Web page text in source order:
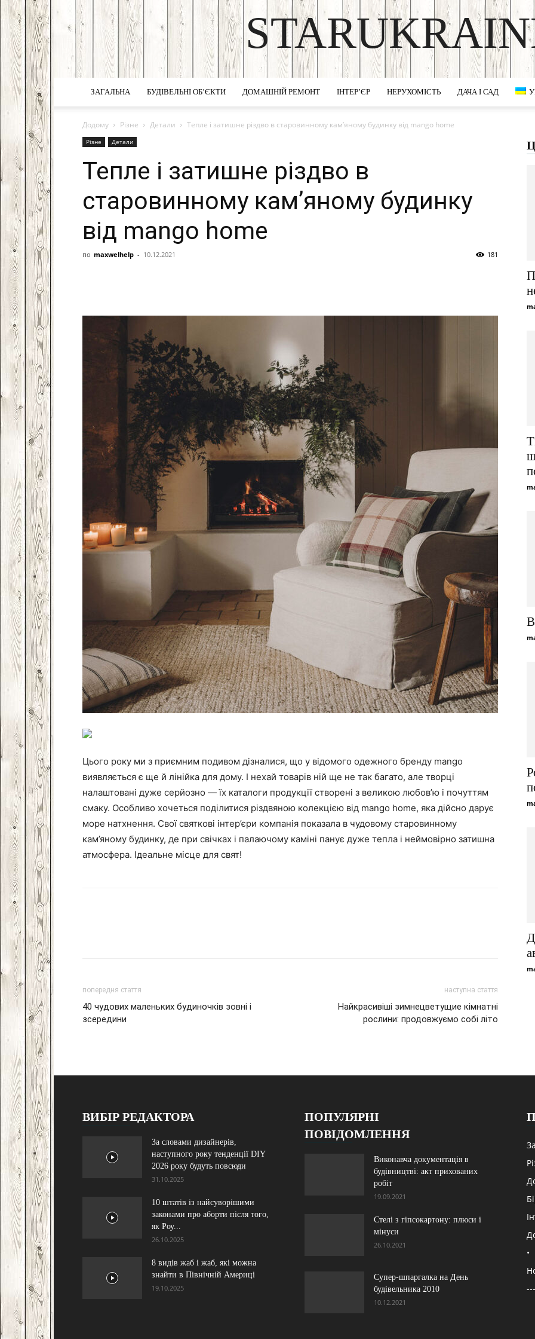
DISCOVER THE ART OF PUBLISHING
ЗАГАЛЬНА БУДІВЕЛЬНІ ОБ’ЄКТИ ДОМАШНІЙ РЕМОНТ ІНТЕР’ЄР НЕРУХОМІСТЬ ДАЧА І САД
Додому Різне Детали Тепле і затишне різдво в старовинному кам’яному будинку від mango home
Різне Детали
Тепле і затишне різдво в
старовинному кам’яному будинку
від mango home
по maxwelhelp - 10.12.2021 181
Цього року ми з приємним подивом дізналися, що у відомого одежного бренду mango
виявляється є ще й лінійка для дому. І нехай товарів ній ще не так багато, але творці
налаштовані дуже серйозно — їх каталоги продукції створені з великою любов’ю і почуттям
смаку. Особливо хочеться поділитися різдвяною колекцією від mango home, яка дійсно дарує
море натхнення. Свої святкові інтер’єри компанія показала в чудовому старовинному
кам’яному будинку, де при свічках і палаючому каміні панує дуже тепла і неймовірно затишна
атмосфера. Ідеальне місце для свят!
попередня стаття
40 чудових маленьких будиночків зовні і
зсередини
наступна стаття
Найкрасивіші зимнецветущие кімнатні
рослини: продовжуємо собі літо
ВИБІР РЕДАКТОРА
За словами дизайнерів,
наступного року тенденції DIY
2026 року будуть повсюди
31.10.2025
10 штатів із найсуворішими
законами про аборти після того,
як Роу...
26.10.2025
8 видів жаб і жаб, які можна
знайти в Північній Америці
19.10.2025
ПОПУЛЯРНІ
ПОВІДОМЛЕННЯ
Виконавча документація в
будівництві: акт прихованих
робіт
19.09.2021
Стелі з гіпсокартону: плюси і
мінуси
26.10.2021
Супер-шпаргалка на День
будівельника 2010
10.12.2021
•
---